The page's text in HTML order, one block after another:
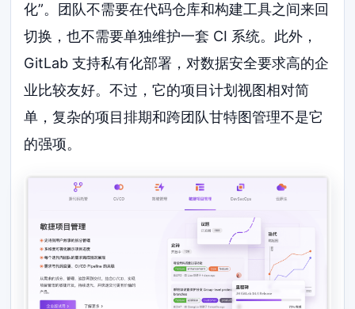
化”。团队不需要在代码仓库和构建工具之间来回
切换，也不需要单独维护一套 CI 系统。此外，
GitLab 支持私有化部署，对数据安全要求高的企
业比较友好。不过，它的项目计划视图相对简
单，复杂的项目排期和跨团队甘特图管理不是它
的强项。